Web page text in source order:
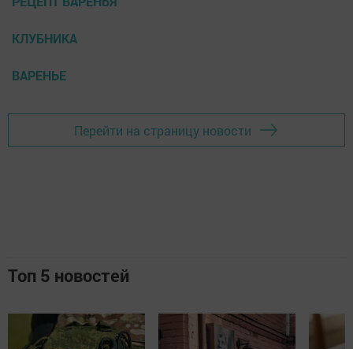
КЛУБНИКА
ВАРЕНЬЕ
Перейти на страницу новости
Топ 5 новостей